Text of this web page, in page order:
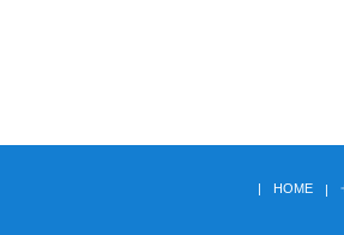
HOME